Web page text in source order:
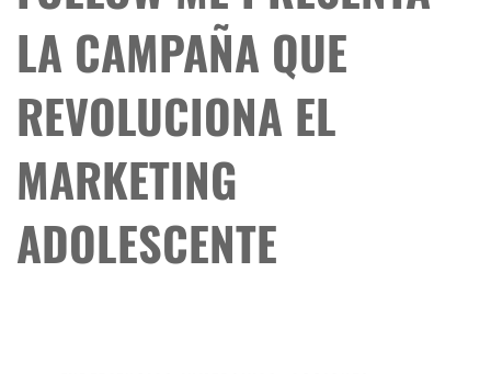
LA CAMPAÑA QUE
REVOLUCIONA EL
MARKETING
ADOLESCENTE